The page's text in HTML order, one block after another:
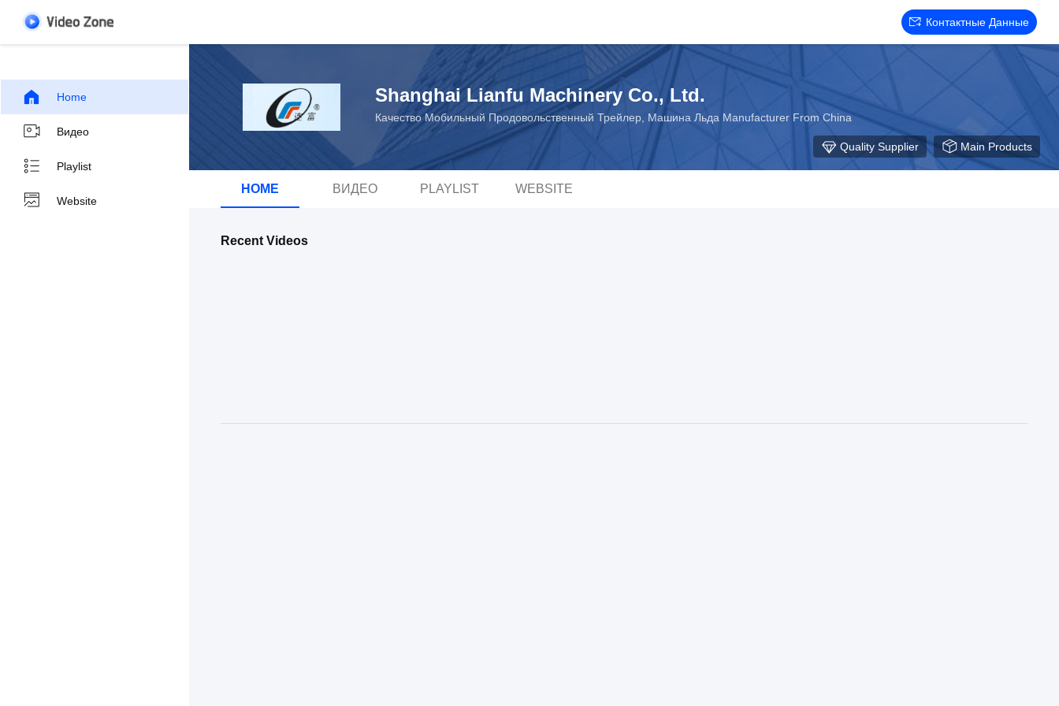
Контактные Данные
Home
Видео
Playlist
Website
Shanghai Lianfu Machinery Co., Ltd.
Качество Мобильный Продовольственный Трейлер, Машина Льда Manufacturer From China
Quality Supplier Main Products
HOME ВИДЕО PLAYLIST WEBSITE
Recent Videos